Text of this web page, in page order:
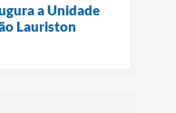
a Unidade
Lauriston